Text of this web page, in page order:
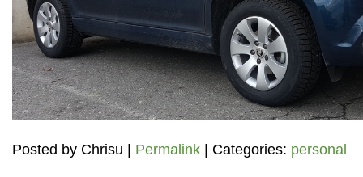
Posted by Chrisu | Permalink | Categories: personal